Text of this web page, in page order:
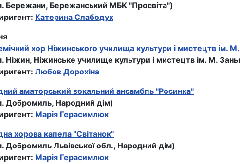
Бережани, Бережанський МБК "Просвіта")
Катерина Слабодух
хор Ніжинського училища культури і мистецтв ім.
Ніжин, Ніжинське училище культури і мистецтв ім. М.
Любов Дорохіна
аматорський вокальний ансамбпь "Росинка"
Добромиль, Народний дім)
Марія Герасимлюк
хорова капела "Світанок"
Добромиль Львівської обл., Народний дім)
Марія Герасимлюк